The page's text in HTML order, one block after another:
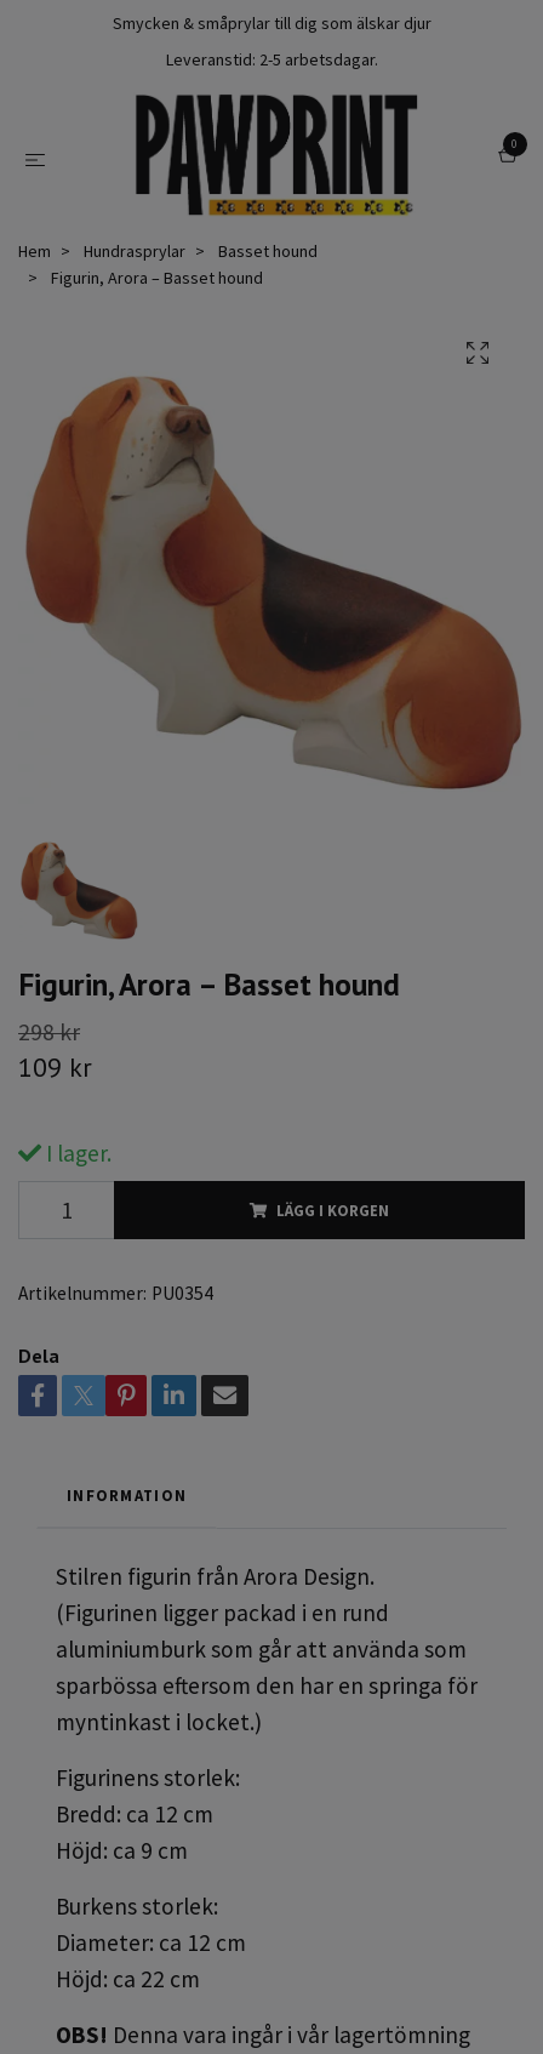
Smycken & småprylar till dig som älskar djur
Leveranstid: 2-5 arbetsdagar.
0
Hem Hundrasprylar
Basset hound
Figurin, Arora – Basset hound
Figurin, Arora – Basset hound
298 kr
109 kr
I lager.
LÄGG I KORGEN
Artikelnummer: PU0354
Dela
INFORMATION
Stilren figurin från Arora Design.
(Figurinen ligger packad i en rund
aluminiumburk som går att använda som
sparbössa eftersom den har en springa för
myntinkast i locket.)
Figurinens storlek:
Bredd: ca 12 cm
Höjd: ca 9 cm
Burkens storlek:
Diameter: ca 12 cm
Höjd: ca 22 cm
OBS! Denna vara ingår i vår lagertömning